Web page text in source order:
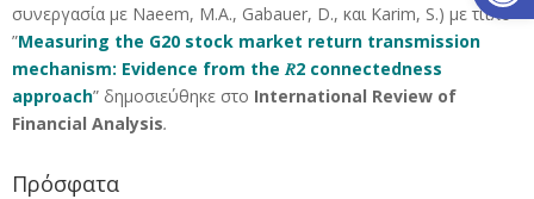
συνεργασία με Naeem, M.A., Gabauer, D., και Karim, S.) με τίτλο
”Measuring the G20 stock market return transmission
mechanism: Evidence from the 𝑅2 connectedness
approach” δημοσιεύθηκε στο International Review of
Financial Analysis.
Πρόσφατα